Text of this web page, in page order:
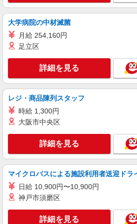
大学病院の中材滅菌
月給 254,160円
足立区
詳細を見る
レジ・商品陳列スタッフ
時給 1,300円
大阪市中央区
詳細を見る
マイクロバスによる施設利用者送迎ドラ
日給 10,900円〜10,900円
神戸市須磨区
詳細を見る